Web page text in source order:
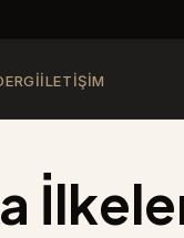
İLETIŞIM